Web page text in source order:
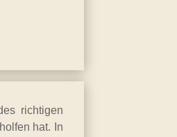
richtigen
hat. In